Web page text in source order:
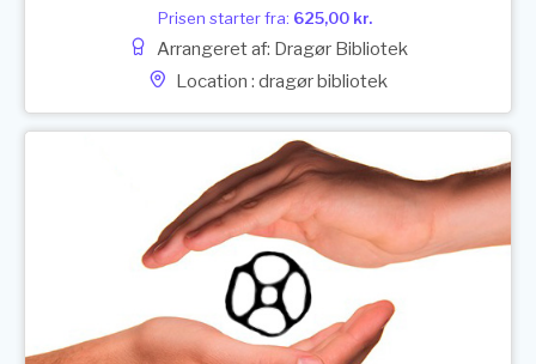
Prisen starter fra: 625,00 kr.
Arrangeret af: Dragør Bibliotek
Location : dragør bibliotek